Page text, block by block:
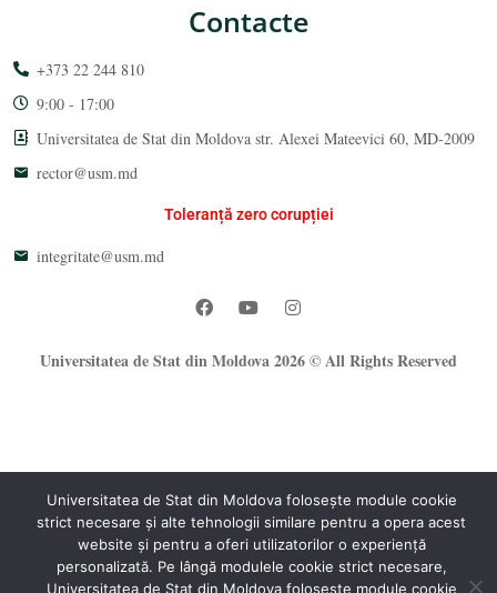
Contacte
+373 22 244 810
9:00 - 17:00
Universitatea de Stat din Moldova str. Alexei Mateevici 60, MD-2009
rector@usm.md
Toleranță zero corupției
integritate@usm.md
Universitatea de Stat din Moldova 2026 © All Rights Reserved
Oficiul Programare Web al USM®
Universitatea de Stat din Moldova folosește module cookie
strict necesare și alte tehnologii similare pentru a opera acest
website și pentru a oferi utilizatorilor o experiență
personalizată. Pe lângă modulele cookie strict necesare,
Universitatea de Stat din Moldova folosește module cookie